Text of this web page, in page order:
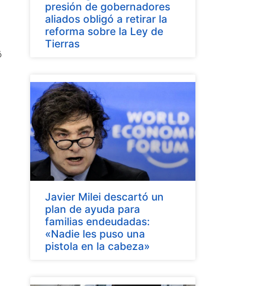
presión de gobernadores
aliados obligó a retirar la
reforma sobre la Ley de
Tierras
Javier Milei descartó un
plan de ayuda para
familias endeudadas:
«Nadie les puso una
pistola en la cabeza»